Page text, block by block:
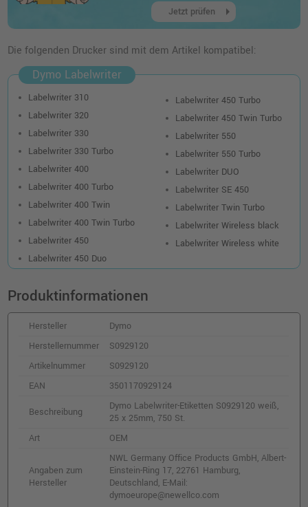
Jetzt prüfen arrow_right
Die folgenden Drucker sind mit dem Artikel kompatibel:
Dymo Labelwriter
Labelwriter 310
Labelwriter 320
Labelwriter 330
Labelwriter 330 Turbo
Labelwriter 400
Labelwriter 400 Turbo
Labelwriter 400 Twin
Labelwriter 400 Twin Turbo
Labelwriter 450
Labelwriter 450 Duo
Labelwriter 450 Turbo
Labelwriter 450 Twin Turbo
Labelwriter 550
Labelwriter 550 Turbo
Labelwriter DUO
Labelwriter SE 450
Labelwriter Twin Turbo
Labelwriter Wireless black
Labelwriter Wireless white
Produktinformationen
Hersteller
Dymo
Herstellernummer
S0929120
Artikelnummer
S0929120
EAN
3501170929124
Beschreibung
Dymo Labelwriter-Etiketten S0929120 weiß,
25 x 25mm, 750 St.
Art
OEM
Angaben zum
Hersteller
NWL Germany Office Products GmbH, Albert-
Einstein-Ring 17, 22761 Hamburg,
Deutschland, E-Mail:
dymoeurope@newellco.com